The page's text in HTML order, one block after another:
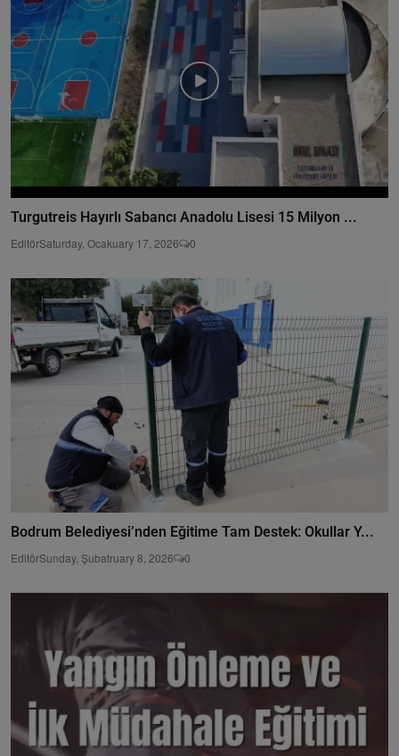
Turgutreis Hayırlı Sabancı Anadolu Lisesi 15 Milyon ...
EditörSaturday, Ocakuary 17, 2026 0
Bodrum Belediyesi’nden Eğitime Tam Destek: Okullar Y...
EditörSunday, Şubatruary 8, 2026 0